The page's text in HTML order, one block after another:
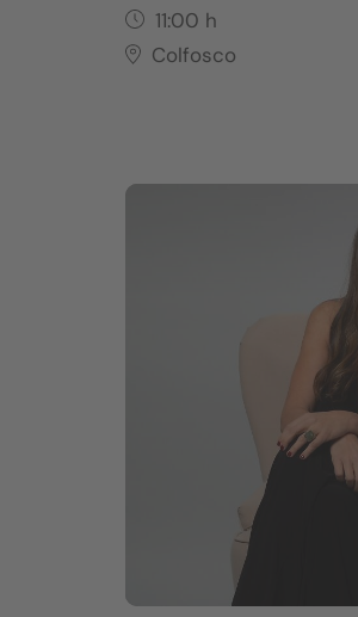
11:00 h
Colfosco